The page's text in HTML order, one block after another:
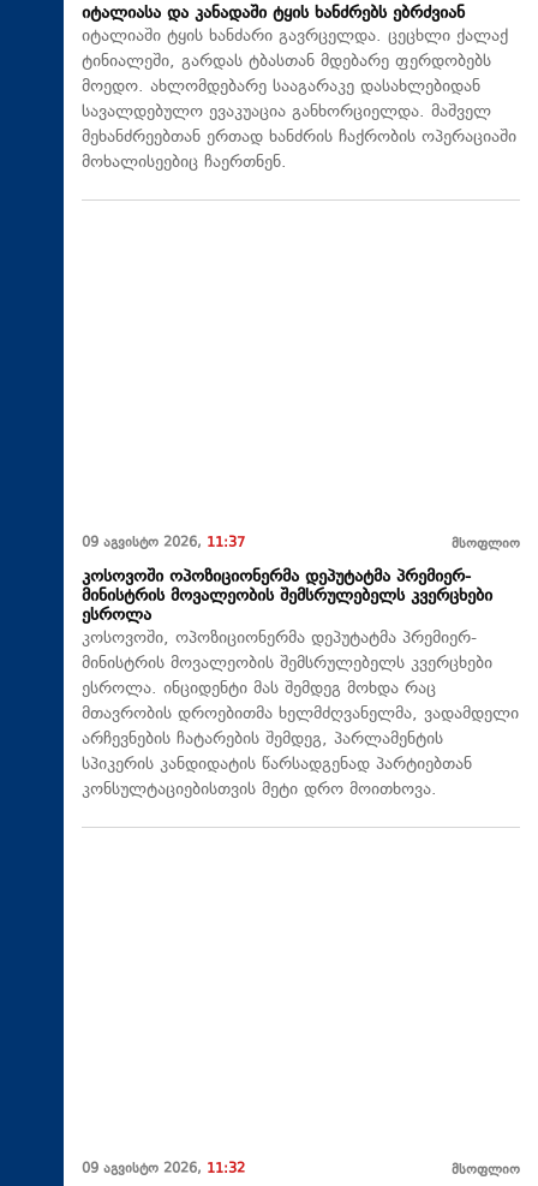
იტალიასა და კანადაში ტყის ხანძრებს ებრძვიან
იტალიაში ტყის ხანძარი გავრცელდა. ცეცხლი ქალაქ
ტინიალეში, გარდას ტბასთან მდებარე ფერდობებს
მოედო. ახლომდებარე სააგარაკე დასახლებიდან
სავალდებულო ევაკუაცია განხორციელდა. მაშველ
მეხანძრეებთან ერთად ხანძრის ჩაქრობის ოპერაციაში
მოხალისეებიც ჩაერთნენ.
09 აგვისტო 2026, 11:37 მსოფლიო
კოსოვოში ოპოზიციონერმა დეპუტატმა პრემიერ-
მინისტრის მოვალეობის შემსრულებელს კვერცხები
ესროლა
კოსოვოში, ოპოზიციონერმა დეპუტატმა პრემიერ-
მინისტრის მოვალეობის შემსრულებელს კვერცხები
ესროლა. ინციდენტი მას შემდეგ მოხდა რაც
მთავრობის დროებითმა ხელმძღვანელმა, ვადამდელი
არჩევნების ჩატარების შემდეგ, პარლამენტის
სპიკერის კანდიდატის წარსადგენად პარტიებთან
კონსულტაციებისთვის მეტი დრო მოითხოვა.
09 აგვისტო 2026, 11:32 მსოფლიო